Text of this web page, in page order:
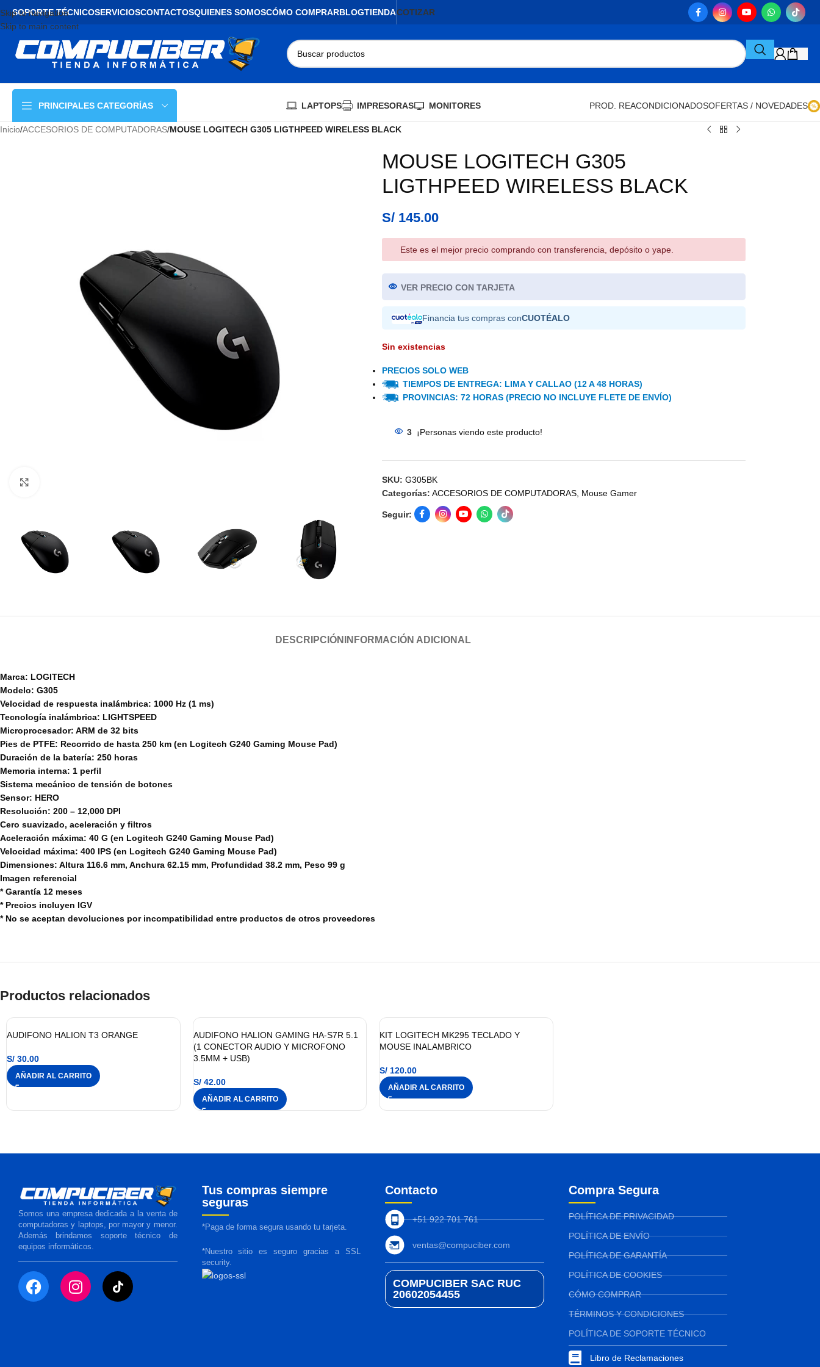
Skip to navigation
Skip to main content
SOPORTE TÉCNICOSERVICIOSCONTACTOSQUIENES SOMOSCÓMO COMPRARBLOGTIENDACOTIZAR
PRINCIPALES CATEGORÍAS LAPTOPS IMPRESORAS MONITORES PROD. REACONDICIONADOSOFERTAS / NOVEDADES
Inicio/ACCESORIOS DE COMPUTADORAS/MOUSE LOGITECH G305 LIGTHPEED WIRELESS BLACK
MOUSE LOGITECH G305
LIGTHPEED WIRELESS BLACK
S/145.00
Este es el mejor precio comprando con transferencia, depósito o yape.
VER PRECIO CON TARJETA
Financia tus compras conCUOTÉALO
Sin existencias
PRECIOS SOLO WEB
TIEMPOS DE ENTREGA: LIMA Y CALLAO (12 A 48 HORAS)
PROVINCIAS: 72 HORAS (PRECIO NO INCLUYE FLETE DE ENVÍO)
3 ¡Personas viendo este producto!
SKU: G305BK
Categorías: ACCESORIOS DE COMPUTADORAS, Mouse Gamer
Seguir:
DESCRIPCIÓN INFORMACIÓN ADICIONAL
Marca: LOGITECH
Modelo: G305
Velocidad de respuesta inalámbrica: 1000 Hz (1 ms)
Tecnología inalámbrica: LIGHTSPEED
Microprocesador: ARM de 32 bits
Pies de PTFE: Recorrido de hasta 250 km (en Logitech G240 Gaming Mouse Pad)
Duración de la batería: 250 horas
Memoria interna: 1 perfil
Sistema mecánico de tensión de botones
Sensor: HERO
Resolución: 200 – 12,000 DPI
Cero suavizado, aceleración y filtros
Aceleración máxima: 40 G (en Logitech G240 Gaming Mouse Pad)
Velocidad máxima: 400 IPS (en Logitech G240 Gaming Mouse Pad)
Dimensiones: Altura 116.6 mm, Anchura 62.15 mm, Profundidad 38.2 mm, Peso 99 g
Imagen referencial
* Garantía 12 meses
* Precios incluyen IGV
* No se aceptan devoluciones por incompatibilidad entre productos de otros proveedores
Productos relacionados
AUDIFONO HALION T3 ORANGE
S/ 30.00
AÑADIR AL CARRITO
AUDIFONO HALION GAMING HA-S7R 5.1
(1 CONECTOR AUDIO Y MICROFONO
3.5MM + USB)
S/42.00
AÑADIR AL CARRITO
KIT LOGITECH MK295 TECLADO Y
MOUSE INALAMBRICO
S/ 120.00
AÑADIR AL CARRITO
Somos una empresa dedicada a la venta de
computadoras y laptops, por mayor y menor.
Además brindamos soporte técnico de
equipos informáticos.
Tus compras siempre
seguras
*Paga de forma segura usando tu tarjeta.
*Nuestro sitio es seguro gracias a SSL
security.
Contacto
+51 922 701 761
ventas@compuciber.com
COMPUCIBER SAC RUC
20602054455
Compra Segura
POLÍTICA DE PRIVACIDAD
POLÍTICA DE ENVÍO
POLÍTICA DE GARANTÍA
POLÍTICA DE COOKIES
CÓMO COMPRAR
TÉRMINOS Y CONDICIONES
POLÍTICA DE SOPORTE TÉCNICO
Libro de Reclamaciones